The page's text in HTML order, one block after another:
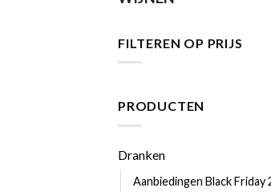
FILTEREN OP PRIJS
PRODUCTEN
Dranken
Aanbiedingen Black Friday